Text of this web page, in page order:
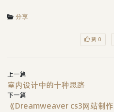
分享
赞 0
上一篇
室内设计中的十种思路
下一篇
《Dreamweaver cs3网站制